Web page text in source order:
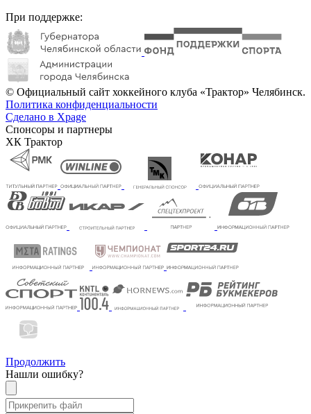
При поддержке:
© Официальный сайт хоккейного клуба «Трактор» Челябинск.
Политика конфиденциальности
Сделано в Xpage
Спонсоры и партнеры
ХК Трактор
Продолжить
Нашли ошибку?